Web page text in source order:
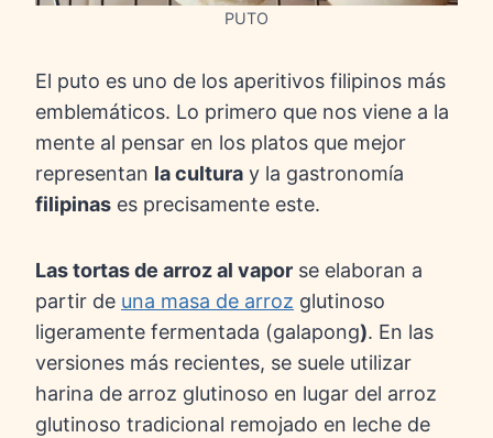
PUTO
El puto es uno de los aperitivos filipinos más
emblemáticos. Lo primero que nos viene a la
mente al pensar en los platos que mejor
representan la cultura y la gastronomía
filipinas es precisamente este.
Las tortas de arroz al vapor se elaboran a
partir de una masa de arroz glutinoso
ligeramente fermentada (galapong). En las
versiones más recientes, se suele utilizar
harina de arroz glutinoso en lugar del arroz
glutinoso tradicional remojado en leche de